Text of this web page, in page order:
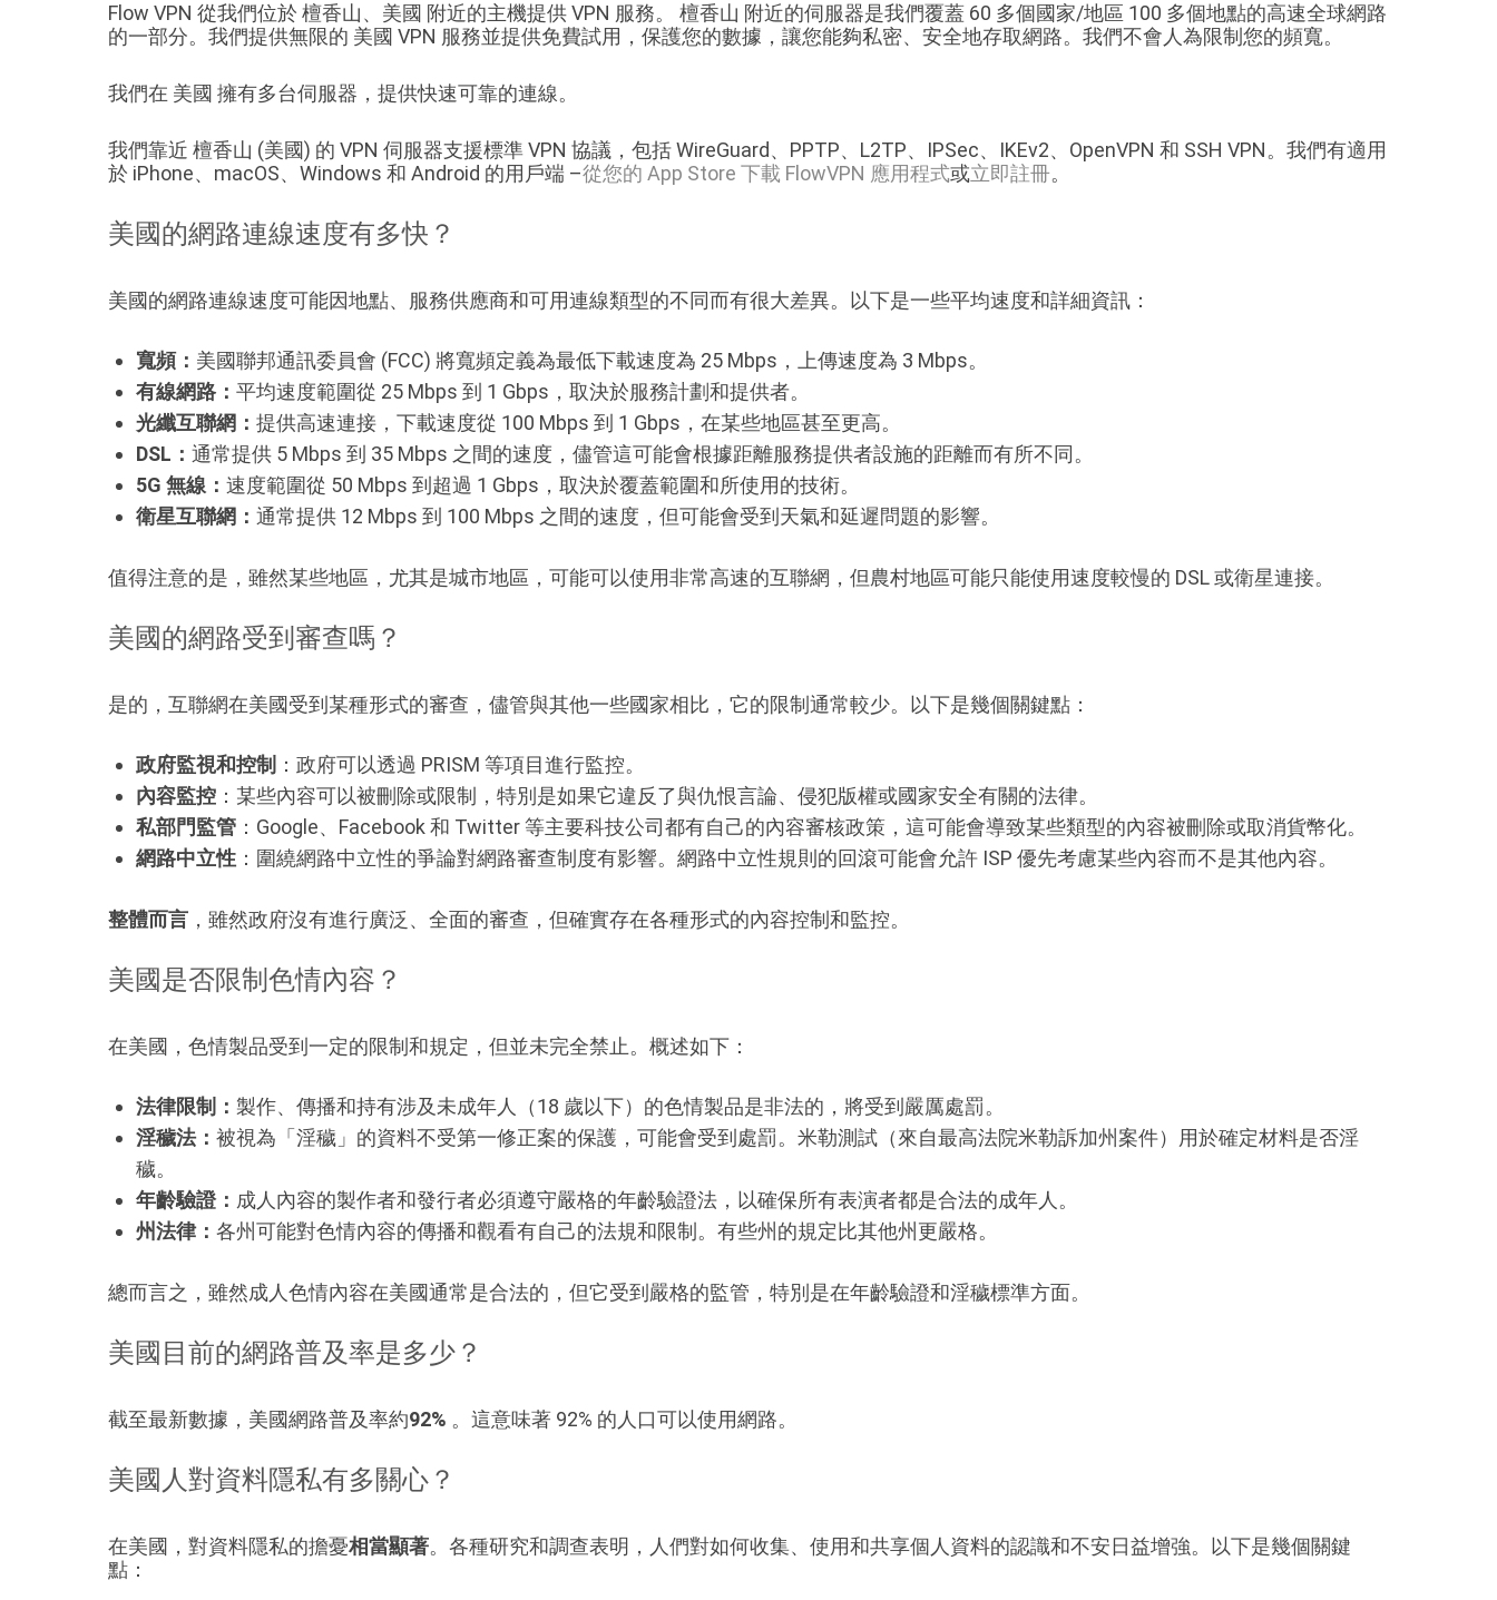
Flow VPN 從我們位於 檀香山、美國 附近的主機提供 VPN 服務。 檀香山 附近的伺服器是我們覆蓋 60 多個國家/地區 100 多個地點的高速全球網路
的一部分。我們提供無限的 美國 VPN 服務並提供免費試用，保護您的數據，讓您能夠私密、安全地存取網路。我們不會人為限制您的頻寬。
我們在 美國 擁有多台伺服器，提供快速可靠的連線。
我們靠近 檀香山 (美國) 的 VPN 伺服器支援標準 VPN 協議，包括 WireGuard、PPTP、L2TP、IPSec、IKEv2、OpenVPN 和 SSH VPN。我們有適用
於 iPhone、macOS、Windows 和 Android 的用戶端 –從您的 App Store 下載 FlowVPN 應用程式或立即註冊。
美國的網路連線速度有多快？
美國的網路連線速度可能因地點、服務供應商和可用連線類型的不同而有很大差異。以下是一些平均速度和詳細資訊：
寬頻： 美國聯邦通訊委員會 (FCC) 將寬頻定義為最低下載速度為 25 Mbps，上傳速度為 3 Mbps。
有線網路： 平均速度範圍從 25 Mbps 到 1 Gbps，取決於服務計劃和提供者。
光纖互聯網： 提供高速連接，下載速度從 100 Mbps 到 1 Gbps，在某些地區甚至更高。
DSL： 通常提供 5 Mbps 到 35 Mbps 之間的速度，儘管這可能會根據距離服務提供者設施的距離而有所不同。
5G 無線： 速度範圍從 50 Mbps 到超過 1 Gbps，取決於覆蓋範圍和所使用的技術。
衛星互聯網： 通常提供 12 Mbps 到 100 Mbps 之間的速度，但可能會受到天氣和延遲問題的影響。
值得注意的是，雖然某些地區，尤其是城市地區，可能可以使用非常高速的互聯網，但農村地區可能只能使用速度較慢的 DSL 或衛星連接。
美國的網路受到審查嗎？
是的，互聯網在美國受到某種形式的審查，儘管與其他一些國家相比，它的限制通常較少。以下是幾個關鍵點：
政府監視和控制 ：政府可以透過 PRISM 等項目進行監控。
內容監控 ：某些內容可以被刪除或限制，特別是如果它違反了與仇恨言論、侵犯版權或國家安全有關的法律。
私部門監管 ：Google、Facebook 和 Twitter 等主要科技公司都有自己的內容審核政策，這可能會導致某些類型的內容被刪除或取消貨幣化。
網路中立性 ：圍繞網路中立性的爭論對網路審查制度有影響。網路中立性規則的回滾可能會允許 ISP 優先考慮某些內容而不是其他內容。
整體而言 ，雖然政府沒有進行廣泛、全面的審查，但確實存在各種形式的內容控制和監控。
美國是否限制色情內容？
在美國，色情製品受到一定的限制和規定，但並未完全禁止。概述如下：
法律限制： 製作、傳播和持有涉及未成年人（18 歲以下）的色情製品是非法的，將受到嚴厲處罰。
淫穢法： 被視為「淫穢」的資料不受第一修正案的保護，可能會受到處罰。米勒測試（來自最高法院米勒訴加州案件）用於確定材料是否淫
穢。
年齡驗證： 成人內容的製作者和發行者必須遵守嚴格的年齡驗證法，以確保所有表演者都是合法的成年人。
州法律： 各州可能對色情內容的傳播和觀看有自己的法規和限制。有些州的規定比其他州更嚴格。
總而言之，雖然成人色情內容在美國通常是合法的，但它受到嚴格的監管，特別是在年齡驗證和淫穢標準方面。
美國目前的網路普及率是多少？
截至最新數據，美國網路普及率約92% 。這意味著 92% 的人口可以使用網路。
美國人對資料隱私有多關心？
在美國，對資料隱私的擔憂相當顯著。各種研究和調查表明，人們對如何收集、使用和共享個人資料的認識和不安日益增強。以下是幾個關鍵
點：